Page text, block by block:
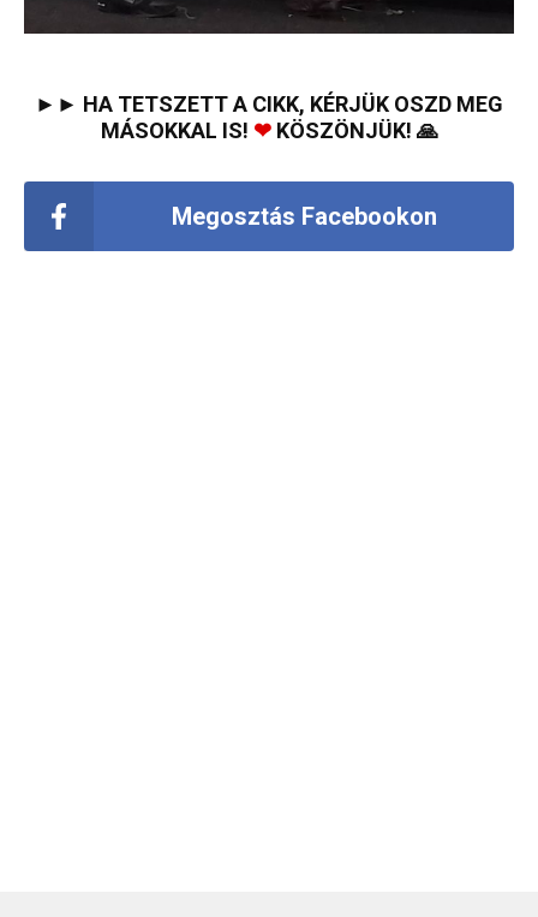
►► HA TETSZETT A CIKK, KÉRJÜK OSZD MEG
MÁSOKKAL IS! ❤KÖSZÖNJÜK! 🙏
Megosztás Facebookon